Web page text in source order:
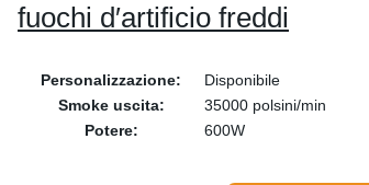
fuochi d′artificio freddi
Personalizzazione:
Disponibile
Smoke uscita:
35000 polsini/min
Potere:
600W